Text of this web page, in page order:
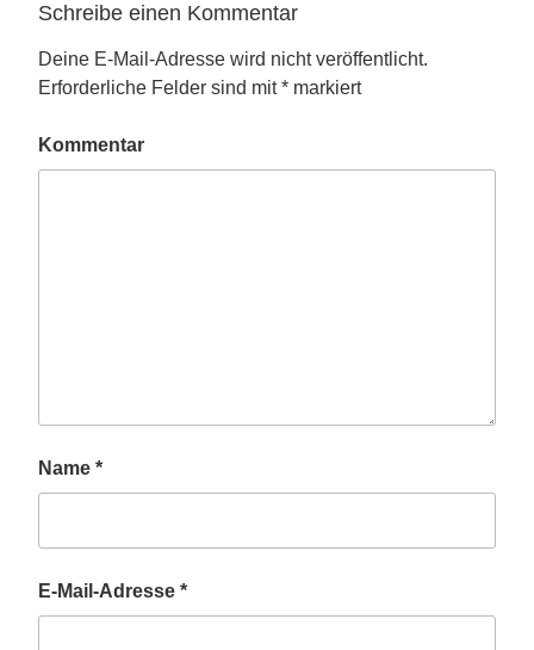
Schreibe einen Kommentar
Deine E-Mail-Adresse wird nicht veröffentlicht.
Erforderliche Felder sind mit* markiert
Kommentar
Name *
E-Mail-Adresse *